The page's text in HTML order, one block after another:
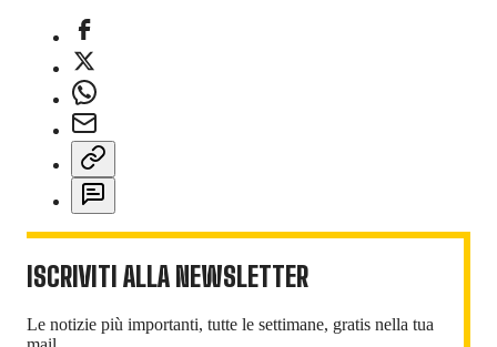
ISCRIVITI ALLA NEWSLETTER
Le notizie più importanti, tutte le settimane, gratis nella tua